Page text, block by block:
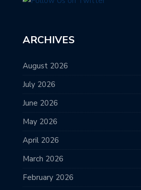
ARCHIVES
August 2026
July 2026
June 2026
May 2026
April 2026
March 2026
February 2026